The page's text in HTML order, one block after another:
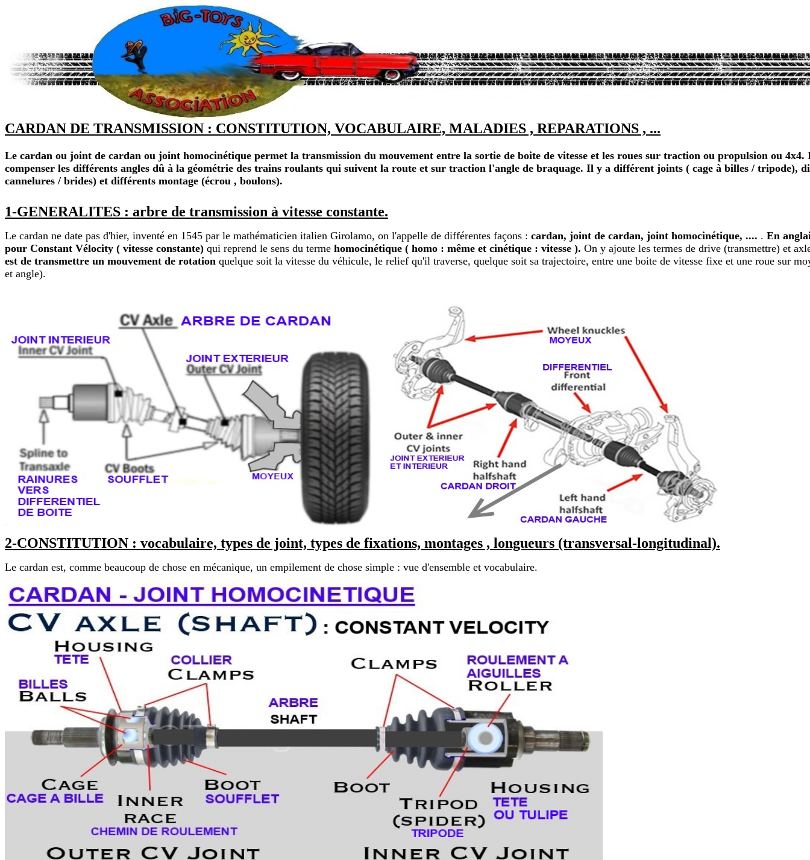
CARDAN DE TRANSMISSION : CONSTITUTION, VOCABULAIRE, MALADIES , REPARATIONS , ...
Le cardan ou joint de cardan ou joint homocinétique permet la transmission du mouvement entre la sortie de boite de vitesse et les roues sur traction ou propulsion ou 4x4.
compenser les différents angles dû à la géométrie des trains roulants qui suivent la route et sur traction l'angle de braquage. Il y a différent joints ( cage à billes / tripode),
cannelures / brides) et différents montage (écrou , boulons).
1-GENERALITES : arbre de transmission à vitesse constante.
Le cardan ne date pas d'hier, inventé en 1545 par le mathématicien italien Girolamo, on l'appelle de différentes façons : cardan, joint de cardan, joint homocinétique, .... . En
pour Constant Vélocity ( vitesse constante) qui reprend le sens du terme homocinétique ( homo : même et cinétique : vitesse ). On y ajoute les termes de drive (transmettre) et
est de transmettre un mouvement de rotation quelque soit la vitesse du véhicule, le relief qu'il traverse, quelque soit sa trajectoire, entre une boite de vitesse fixe et une roue sur
et angle).
2-CONSTITUTION : vocabulaire, types de joint, types de fixations, montages , longueurs (transversal-longitudinal).
Le cardan est, comme beaucoup de chose en mécanique, un empilement de chose simple : vue d'ensemble et vocabulaire.